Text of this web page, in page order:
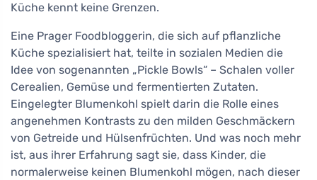
Küche kennt keine Grenzen.
Eine Prager Foodbloggerin, die sich auf pflanzliche
Küche spezialisiert hat, teilte in sozialen Medien die
Idee von sogenannten „Pickle Bowls“ – Schalen voller
Cerealien, Gemüse und fermentierten Zutaten.
Eingelegter Blumenkohl spielt darin die Rolle eines
angenehmen Kontrasts zu den milden Geschmäckern
von Getreide und Hülsenfrüchten. Und was noch mehr
ist, aus ihrer Erfahrung sagt sie, dass Kinder, die
normalerweise keinen Blumenkohl mögen, nach dieser